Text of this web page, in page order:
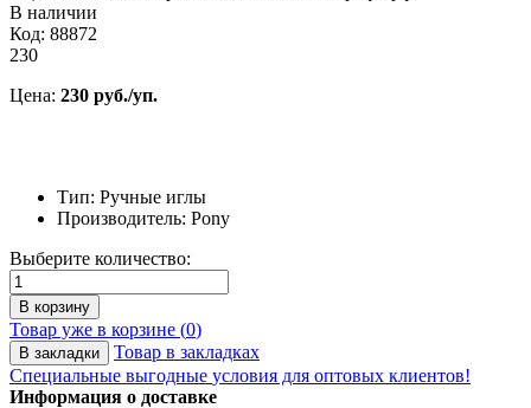
В наличии
Код: 88872
230
Цена: 230 руб./уп.
Тип: Ручные иглы
Производитель: Pony
Выберите количество:
В корзину
Товар уже в корзине (0)
В закладки
Товар в закладках
Специальные выгодные условия для оптовых клиентов!
Информация о доставке